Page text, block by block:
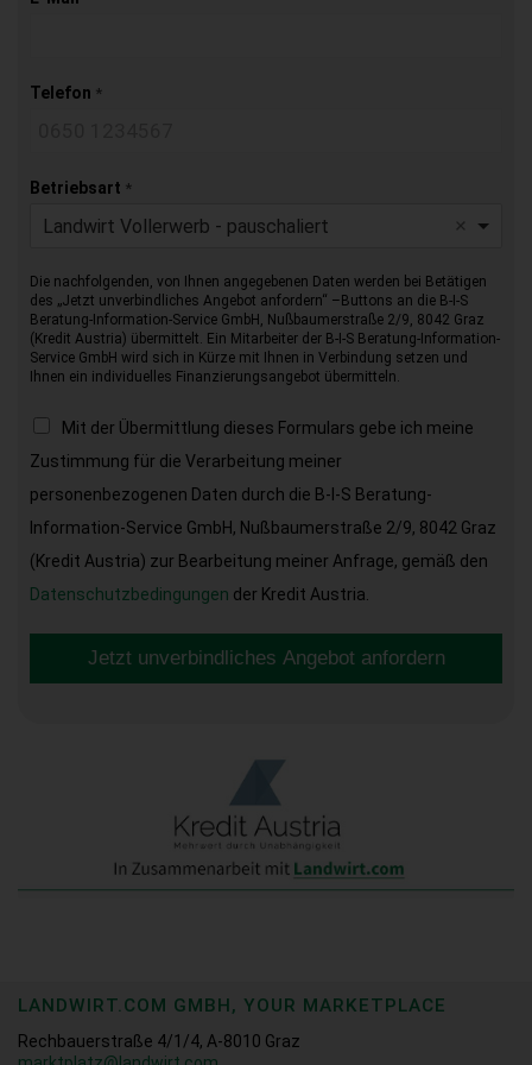
Telefon *
Betriebsart *
Landwirt Vollerwerb - pauschaliert
Die nachfolgenden, von Ihnen angegebenen Daten werden bei Betätigen
des „Jetzt unverbindliches Angebot anfordern“ –Buttons an die B-I-S
Beratung-Information-Service GmbH, Nußbaumerstraße 2/9, 8042 Graz
(Kredit Austria) übermittelt. Ein Mitarbeiter der B-I-S Beratung-Information-
Service GmbH wird sich in Kürze mit Ihnen in Verbindung setzen und
Ihnen ein individuelles Finanzierungsangebot übermitteln.
Mit der Übermittlung dieses Formulars gebe ich meine
Zustimmung für die Verarbeitung meiner
personenbezogenen Daten durch die B-I-S Beratung-
Information-Service GmbH, Nußbaumerstraße 2/9, 8042 Graz
(Kredit Austria) zur Bearbeitung meiner Anfrage, gemäß den
Datenschutzbedingungen der Kredit Austria.
Jetzt unverbindliches Angebot anfordern
LANDWIRT.COM GMBH, YOUR MARKETPLACE
Rechbauerstraße 4/1/4, A-8010 Graz